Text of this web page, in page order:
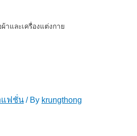
าและเครื่องแต่งกาย
แฟชั่น / By krungthong